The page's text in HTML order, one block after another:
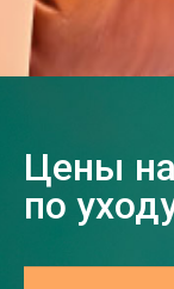
Цены
по